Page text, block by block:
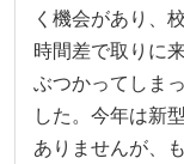
く機会があり、
時間差で取りに
ぶつかってしま
した。今年は新
ありませんが、